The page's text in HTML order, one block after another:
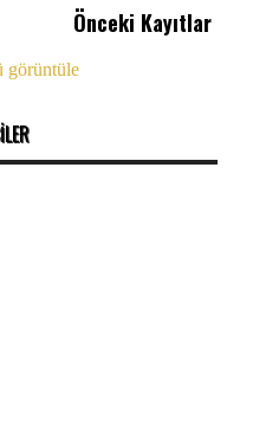
Önceki Kayıtlar
görüntüle